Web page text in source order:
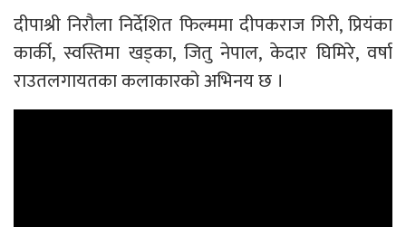
दीपाश्री निरौला निर्देशित फिल्ममा दीपकराज गिरी, प्रियंका
कार्की, स्वस्तिमा खड्का, जितु नेपाल, केदार घिमिरे, वर्षा
राउतलगायतका कलाकारको अभिनय छ ।